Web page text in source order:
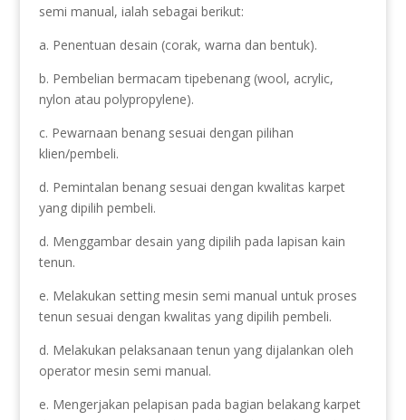
semi manual, ialah sebagai berikut:
a. Penentuan desain (corak, warna dan bentuk).
b. Pembelian bermacam tipebenang (wool, acrylic,
nylon atau polypropylene).
c. Pewarnaan benang sesuai dengan pilihan
klien/pembeli.
d. Pemintalan benang sesuai dengan kwalitas karpet
yang dipilih pembeli.
d. Menggambar desain yang dipilih pada lapisan kain
tenun.
e. Melakukan setting mesin semi manual untuk proses
tenun sesuai dengan kwalitas yang dipilih pembeli.
d. Melakukan pelaksanaan tenun yang dijalankan oleh
operator mesin semi manual.
e. Mengerjakan pelapisan pada bagian belakang karpet